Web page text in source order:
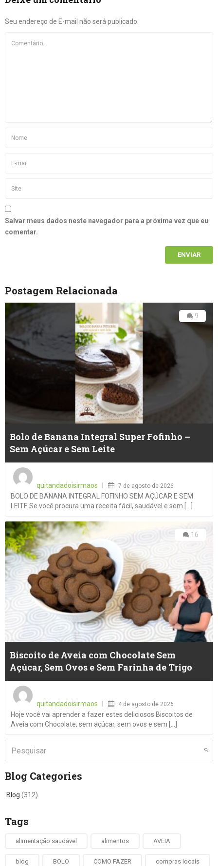
Seu endereço de E-mail não será publicado.
Salvar meus dados neste navegador para a próxima vez que eu
comentar.
Postagem Relacionada
9
Bolo de Banana Integral Super Fofinho –
Sem Açúcar e Sem Leite
quitandadoisirmaos
7 de agosto de 2026
BOLO DE BANANA INTEGRAL FOFINHO SEM AÇÚCAR E SEM
LEITE Se você procura uma receita fácil, saudável e sem [...]
16
Biscoito de Aveia com Chocolate Sem
Açúcar, Sem Ovos e Sem Farinha de Trigo
quitandadoisirmaos
4 de agosto de 2026
Hoje você vai aprender a fazer estes deliciosos Biscoitos de
Aveia com Chocolate, sem açúcar, sem ovos e sem [...]
Blog Categories
Blog (312)
Tags
alimentação saudável alimentos AVEIA
blog BOLO COMO FAZER compras locais